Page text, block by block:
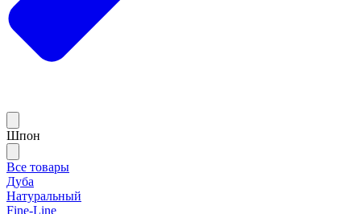
Шпон
Все товары
Дуба
Натуральный
Fine-Line